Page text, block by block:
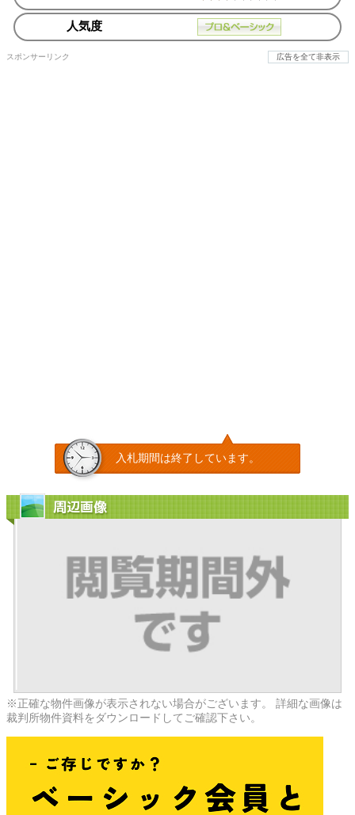
人気度
スポンサーリンク 広告を全て非表示
入札期間は終了しています。
周辺画像
※正確な物件画像が表示されない場合がございます。 詳細な画像は
裁判所物件資料をダウンロードしてご確認下さい。